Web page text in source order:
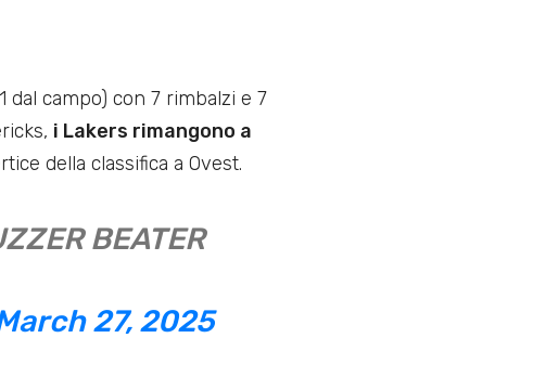
dal campo) con 7 rimbalzi e 7
i Lakers rimangono a
della classifica a Ovest.
BEATER
27, 2025